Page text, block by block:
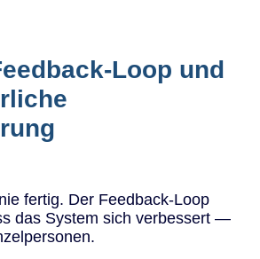
Loop und
fertig. Der Feedback-Loop
das System sich verbessert —